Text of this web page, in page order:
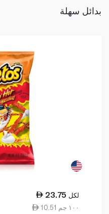
بدائل سهلة
23.75 لكل
10.51 ١٠٠ جم